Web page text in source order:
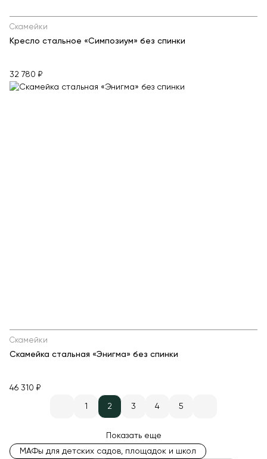
Скамейки
Кресло стальное «Симпозиум» без спинки
32 780 ₽
Скамейки
Скамейка стальная «Энигма» без спинки
46 310 ₽
1 2 3 4 5
Показать еще
МАФы для детских садов, площадок и школ